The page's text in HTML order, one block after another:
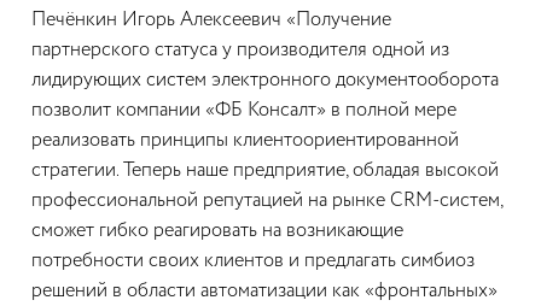
Печёнкин Игорь Алексеевич «Получение
партнерского статуса у производителя одной из
лидирующих систем электронного документооборота
позволит компании «ФБ Консалт» в полной мере
реализовать принципы клиентоориентированной
стратегии. Теперь наше предприятие, обладая высокой
профессиональной репутацией на рынке CRM-систем,
сможет гибко реагировать на возникающие
потребности своих клиентов и предлагать симбиоз
решений в области автоматизации как «фронтальных»